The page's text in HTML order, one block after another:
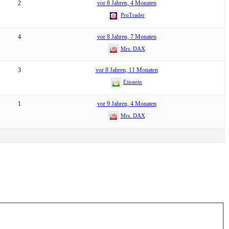
2 vor 8 Jahren, 4 Monaten
ProTrader
4 vor 8 Jahren, 7 Monaten
Mrs. DAX
3 vor 8 Jahren, 11 Monaten
Einstein
1 vor 9 Jahren, 4 Monaten
Mrs. DAX